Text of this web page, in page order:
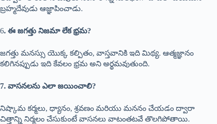
బ్రహ్మదేవుడు ఆజ్ఞాపించాడు.
6. ఈ జగత్తు నిజమా లేక భ్రమ?
జగత్తు మనస్సు యొక్క కల్పితం, వాస్తవానికి ఇది మిథ్య. ఆత్మజ్ఞానం
కలిగినప్పుడు ఇది కేవలం భ్రమ అని అర్థమవుతుంది.
7. వాసనలను ఎలా జయించాలి?
నిష్కామ కర్మలు, ధ్యానం, శ్రవణం మరియు మననం చేయడం ద్వారా
చిత్తాన్ని నిర్మలం చేసుకుంటే వాసనలు వాటంతటవే తొలగిపోతాయి.